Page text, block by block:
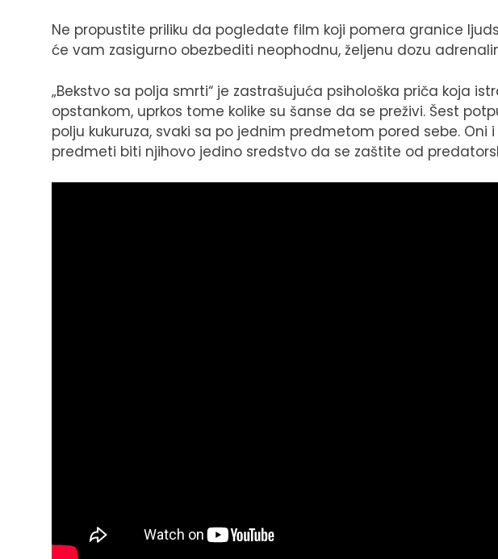
Ne propustite priliku da pogledate film koji pomera granice
će vam zasigurno obezbediti neophodnu, željenu dozu
„Bekstvo sa polja smrti“ je zastrašujuća psihološka priča koja
opstankom, uprkos tome kolike su šanse da se preživi. Šest
polju kukuruza, svaki sa po jednim predmetom pored sebe. Oni
predmeti biti njihovo jedino sredstvo da se zaštite od